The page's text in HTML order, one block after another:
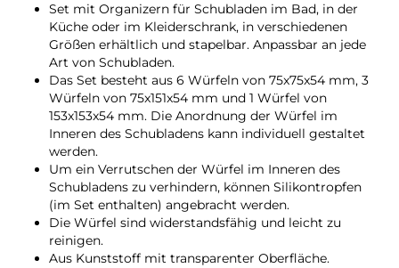
Set mit Organizern für Schubladen im Bad, in der
Küche oder im Kleiderschrank, in verschiedenen
Größen erhältlich und stapelbar. Anpassbar an jede
Art von Schubladen.
Das Set besteht aus 6 Würfeln von 75x75x54 mm, 3
Würfeln von 75x151x54 mm und 1 Würfel von
153x153x54 mm. Die Anordnung der Würfel im
Inneren des Schubladens kann individuell gestaltet
werden.
Um ein Verrutschen der Würfel im Inneren des
Schubladens zu verhindern, können Silikontropfen
(im Set enthalten) angebracht werden.
Die Würfel sind widerstandsfähig und leicht zu
reinigen.
Aus Kunststoff mit transparenter Oberfläche.